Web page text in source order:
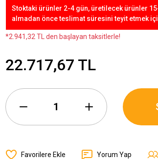
Stoktaki ürünler 2-4 gün, üretilecek ürünler
almadan önce teslimat süresini teyit etmek
*2.941,32 TL den başlayan taksitlerle!
22.717,67 TL
Yorum Yap